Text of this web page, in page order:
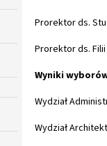
Prorektor ds.
Prorektor ds. Filii
Wyniki
Wydział
Wydział